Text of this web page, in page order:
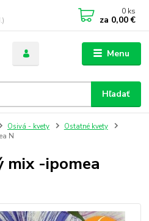
Menu
Hľadať
0 ks
za 0,00 €
Osivá - kvety
Ostatné kvety
N
mix -ipomea